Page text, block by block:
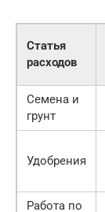
Статья
расходов
Семена и
грунт
Удобрения
Работа по